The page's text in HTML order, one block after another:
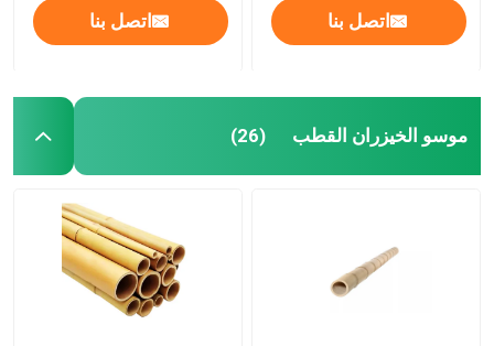
اتصل بنا اتصل بنا
موسو الخيزران القطب (26)